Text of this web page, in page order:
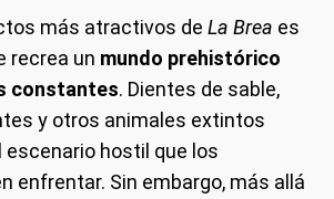
más atractivos de La Brea es
recrea un mundo prehistórico
constantes. Dientes de sable,
y otros animales extintos
hostil que los
enfrentar. Sin embargo, más allá